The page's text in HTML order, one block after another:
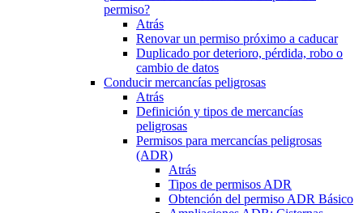
permiso?
Atrás
Renovar un permiso próximo a caducar
Duplicado por deterioro, pérdida, robo o
cambio de datos
Conducir mercancías peligrosas
Atrás
Definición y tipos de mercancías
peligrosas
Permisos para mercancías peligrosas
(ADR)
Atrás
Tipos de permisos ADR
Obtención del permiso ADR Básico